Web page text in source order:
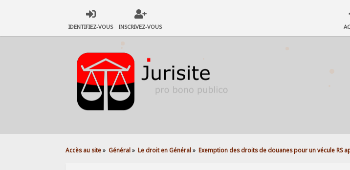
IDENTIFIEZ-VOUS INSCRIVEZ-VOUS
Accès au site» Général» Le droit en Général» Exemption des droits de douanes pour un vécule RS